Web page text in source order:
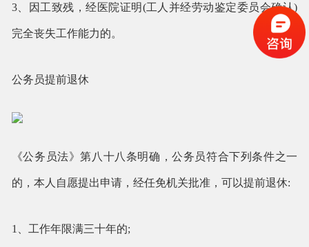
3、因工致残，经医院证明(工人并经劳动鉴定委员会确认)
完全丧失工作能力的。
公务员提前退休
《公务员法》第八十八条明确，公务员符合下列条件之一
的，本人自愿提出申请，经任免机关批准，可以提前退休:
1、工作年限满三十年的;